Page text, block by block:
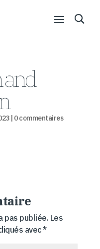
and
| 0 commentaires
pas publiée. Les
avec*